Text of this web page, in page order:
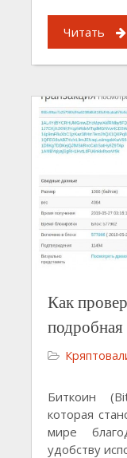
Читать
Как
Биткоин
которая
мире
удобству